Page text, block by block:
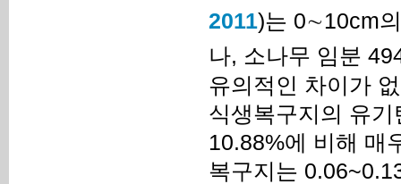
2011)는 0∼10cm
나, 소나무 임분
유의적인 차이가
식생복구지의 유
10.88%에 비해 매
복구지는